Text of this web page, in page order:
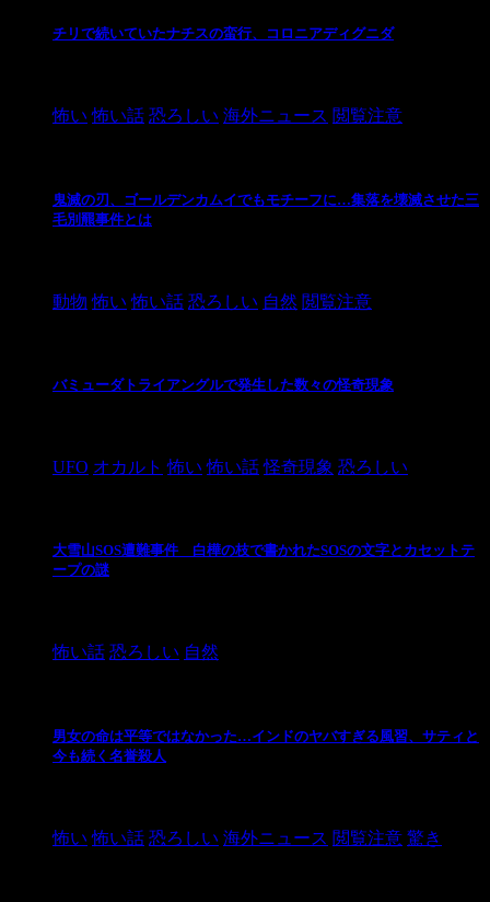
チリで続いていたナチスの蛮行、コロニアディグニダ
怖い 怖い話 恐ろしい 海外ニュース 閲覧注意
鬼滅の刃、ゴールデンカムイでもモチーフに…集落を壊滅させた三
毛別羆事件とは
動物 怖い 怖い話 恐ろしい 自然 閲覧注意
バミューダトライアングルで発生した数々の怪奇現象
UFO オカルト 怖い 怖い話 怪奇現象 恐ろしい
大雪山SOS遭難事件 白樺の枝で書かれたSOSの文字とカセットテ
ープの謎
怖い話 恐ろしい 自然
男女の命は平等ではなかった…インドのヤバすぎる風習、サティと
今も続く名誉殺人
怖い 怖い話 恐ろしい 海外ニュース 閲覧注意 驚き